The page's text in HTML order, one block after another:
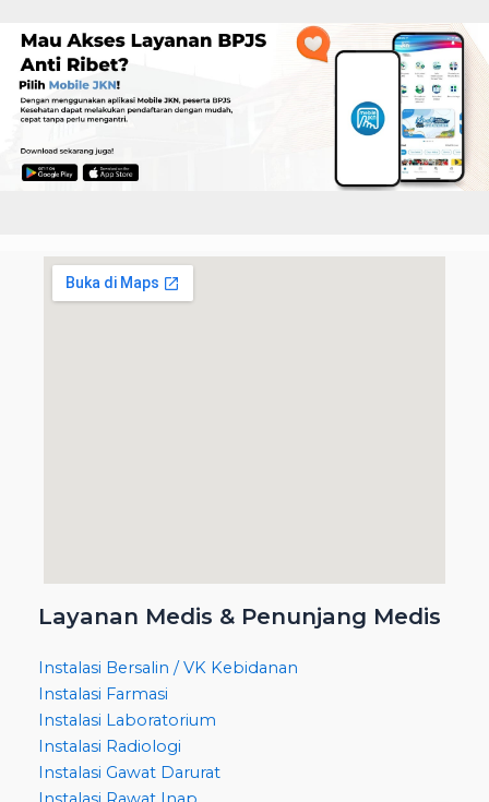
Layanan Medis & Penunjang Medis
Instalasi Bersalin / VK Kebidanan
Instalasi Farmasi
Instalasi Laboratorium
Instalasi Radiologi
Instalasi Gawat Darurat